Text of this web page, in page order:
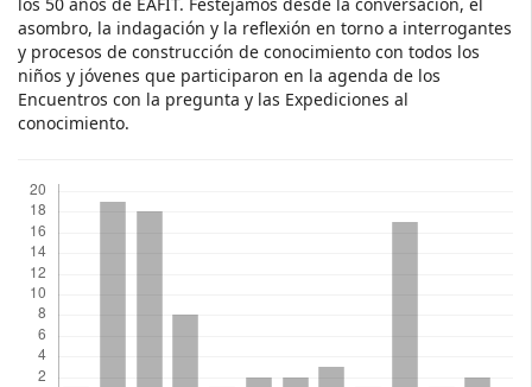
asombro, la indagación y la reflexión en torno a interrogantes
y procesos de construcción de conocimiento con todos los
niños y jóvenes que participaron en la agenda de los
Encuentros con la pregunta y las Expediciones al
conocimiento.